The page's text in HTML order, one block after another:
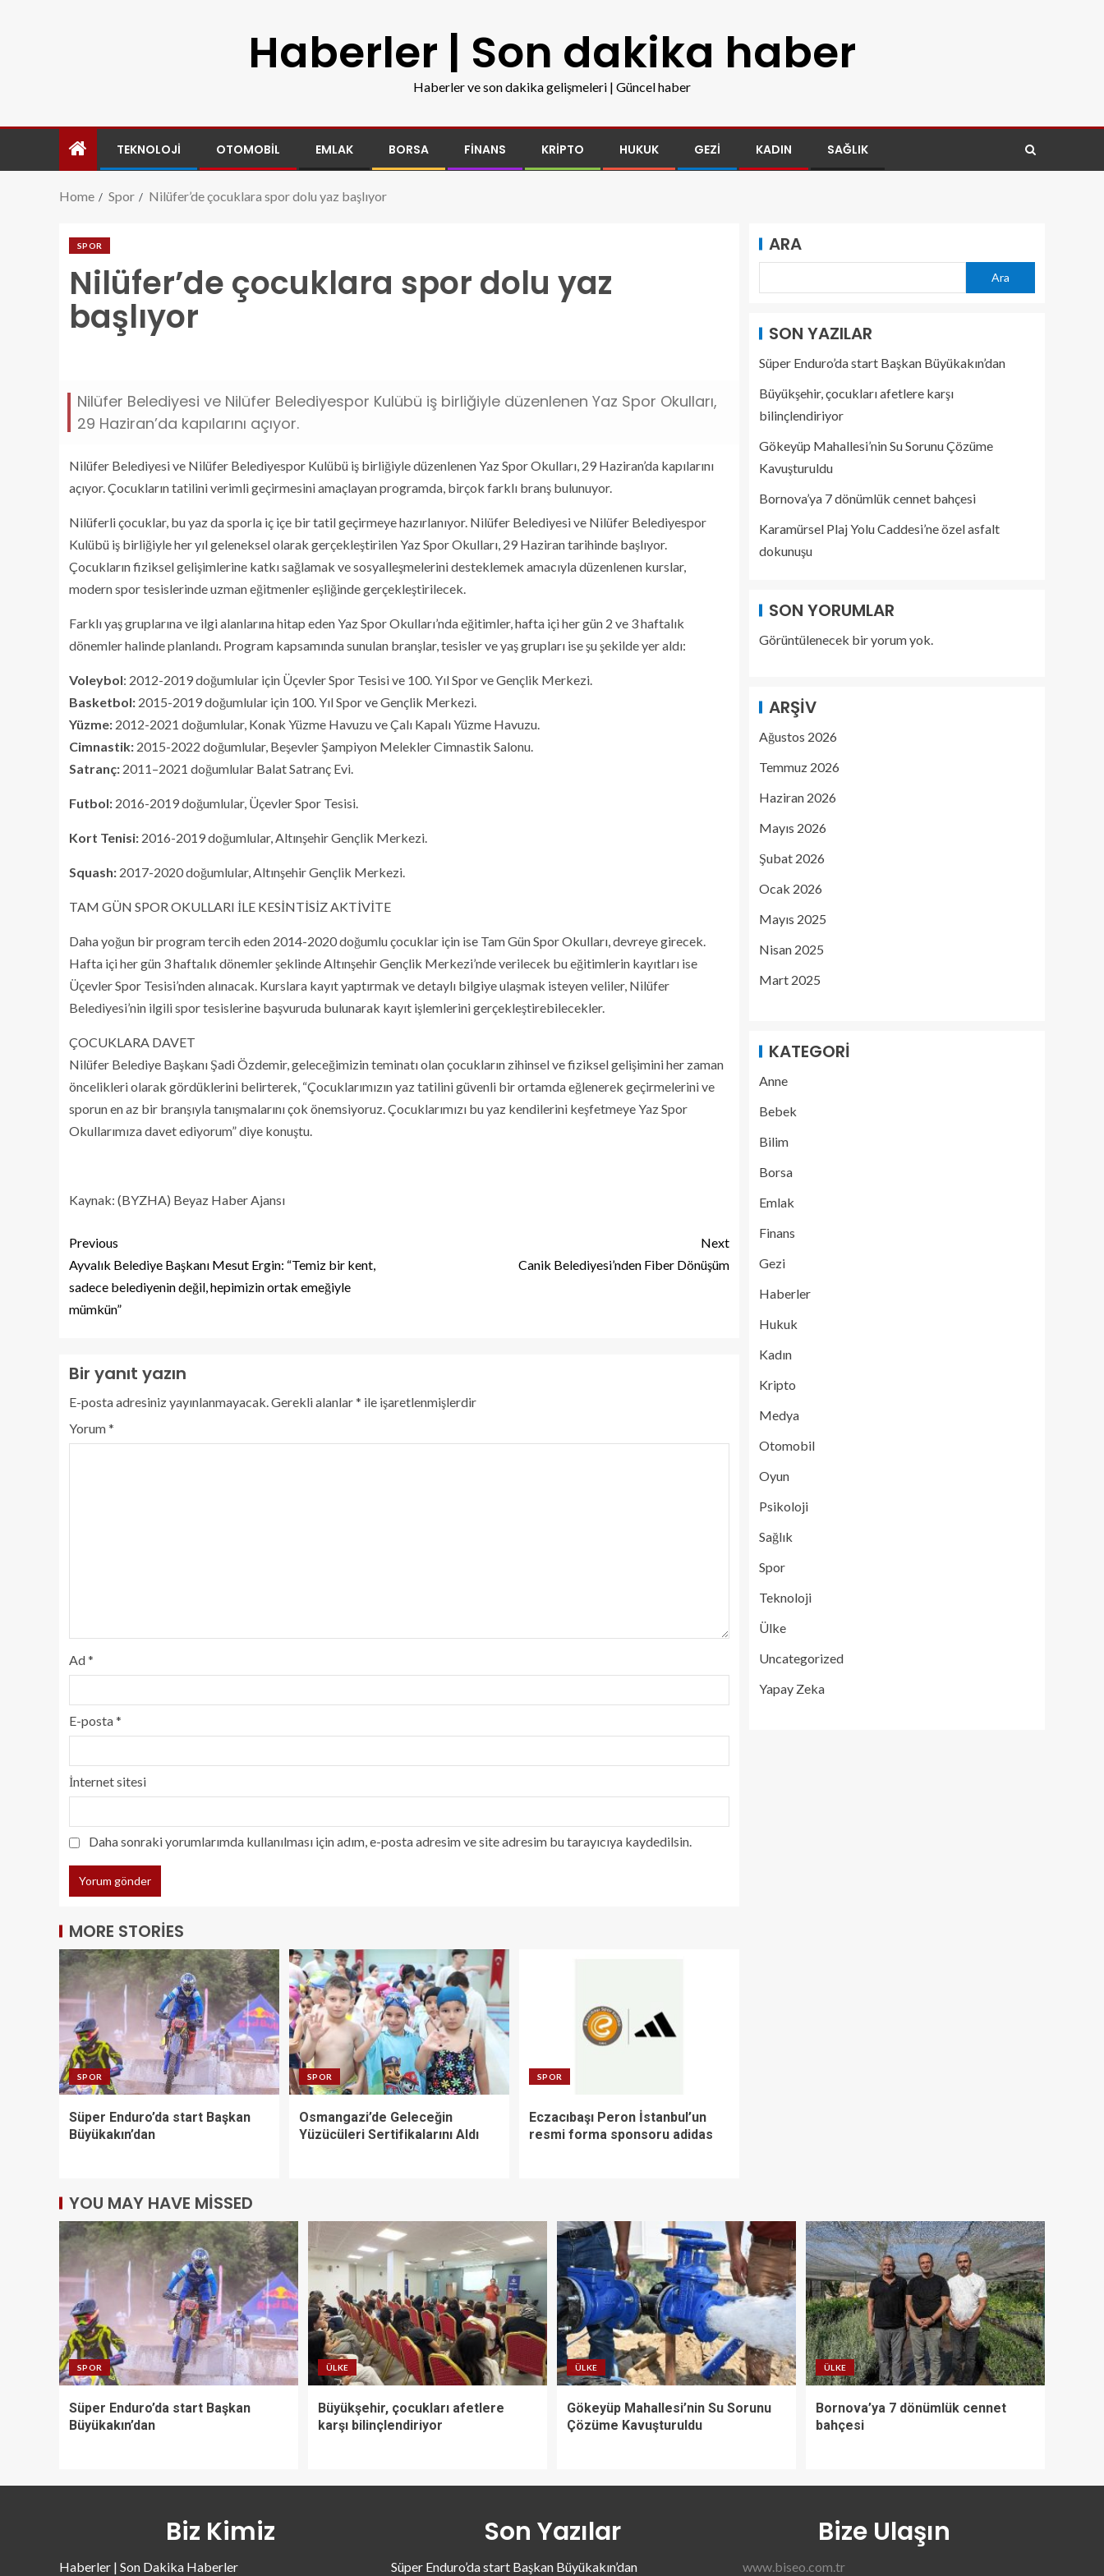
Haberler | Son dakika haber
Haberler ve son dakika gelişmeleri | Güncel haber
TEKNOLOJI OTOMOBIL EMLAK BORSA FINANS KRIPTO HUKUK GEZI KADIN SAĞLIK
Home Spor Nilüfer’de çocuklara spor dolu yaz başlıyor
SPOR
Nilüfer’de çocuklara spor dolu yaz
başlıyor
Nilüfer Belediyesi ve Nilüfer Belediyespor Kulübü iş birliğiyle düzenlenen Yaz Spor Okulları,
29 Haziran’da kapılarını açıyor.
Nilüfer Belediyesi ve Nilüfer Belediyespor Kulübü iş birliğiyle düzenlenen Yaz Spor Okulları, 29 Haziran’da kapılarını
açıyor. Çocukların tatilini verimli geçirmesini amaçlayan programda, birçok farklı branş bulunuyor.
Nilüferli çocuklar, bu yaz da sporla iç içe bir tatil geçirmeye hazırlanıyor. Nilüfer Belediyesi ve Nilüfer Belediyespor
Kulübü iş birliğiyle her yıl geleneksel olarak gerçekleştirilen Yaz Spor Okulları, 29 Haziran tarihinde başlıyor.
Çocukların fiziksel gelişimlerine katkı sağlamak ve sosyalleşmelerini desteklemek amacıyla düzenlenen kurslar,
modern spor tesislerinde uzman eğitmenler eşliğinde gerçekleştirilecek.
Farklı yaş gruplarına ve ilgi alanlarına hitap eden Yaz Spor Okulları’nda eğitimler, hafta içi her gün 2 ve 3 haftalık
dönemler halinde planlandı. Program kapsamında sunulan branşlar, tesisler ve yaş grupları ise şu şekilde yer aldı:
Voleybol: 2012-2019 doğumlular için Üçevler Spor Tesisi ve 100. Yıl Spor ve Gençlik Merkezi.
Basketbol: 2015-2019 doğumlular için 100. Yıl Spor ve Gençlik Merkezi.
Yüzme: 2012-2021 doğumlular, Konak Yüzme Havuzu ve Çalı Kapalı Yüzme Havuzu.
Cimnastik: 2015-2022 doğumlular, Beşevler Şampiyon Melekler Cimnastik Salonu.
Satranç: 2011–2021 doğumlular Balat Satranç Evi.
Futbol: 2016-2019 doğumlular, Üçevler Spor Tesisi.
Kort Tenisi: 2016-2019 doğumlular, Altınşehir Gençlik Merkezi.
Squash: 2017-2020 doğumlular, Altınşehir Gençlik Merkezi.
TAM GÜN SPOR OKULLARI İLE KESİNTİSİZ AKTİVİTE
Daha yoğun bir program tercih eden 2014-2020 doğumlu çocuklar için ise Tam Gün Spor Okulları, devreye girecek.
Hafta içi her gün 3 haftalık dönemler şeklinde Altınşehir Gençlik Merkezi’nde verilecek bu eğitimlerin kayıtları ise
Üçevler Spor Tesisi’nden alınacak. Kurslara kayıt yaptırmak ve detaylı bilgiye ulaşmak isteyen veliler, Nilüfer
Belediyesi’nin ilgili spor tesislerine başvuruda bulunarak kayıt işlemlerini gerçekleştirebilecekler.
ÇOCUKLARA DAVET
Nilüfer Belediye Başkanı Şadi Özdemir, geleceğimizin teminatı olan çocukların zihinsel ve fiziksel gelişimini her zaman
öncelikleri olarak gördüklerini belirterek, “Çocuklarımızın yaz tatilini güvenli bir ortamda eğlenerek geçirmelerini ve
sporun en az bir branşıyla tanışmalarını çok önemsiyoruz. Çocuklarımızı bu yaz kendilerini keşfetmeye Yaz Spor
Okullarımıza davet ediyorum” diye konuştu.
Kaynak: (BYZHA) Beyaz Haber Ajansı
Previous
Ayvalık Belediye Başkanı Mesut Ergin: “Temiz bir kent,
sadece belediyenin değil, hepimizin ortak emeğiyle
mümkün”
Next
Canik Belediyesi’nden Fiber Dönüşüm
Bir yanıt yazın
E-posta adresiniz yayınlanmayacak.Gerekli alanlar* ile işaretlenmişlerdir
Yorum*
Ad*
E-posta*
İnternet sitesi
Daha sonraki yorumlarımda kullanılması için adım, e-posta adresim ve site adresim bu tarayıcıya kaydedilsin.
MORE STORIES
SPOR
Süper Enduro’da start Başkan
Büyükakın’dan
SPOR
Osmangazi’de Geleceğin
Yüzücüleri Sertifikalarını Aldı
SPOR
Eczacıbaşı Peron İstanbul’un
resmi forma sponsoru adidas
ARA
Ara
SON YAZILAR
Süper Enduro’da start Başkan Büyükakın’dan
Büyükşehir, çocukları afetlere karşı
bilinçlendiriyor
Gökeyüp Mahallesi’nin Su Sorunu Çözüme
Kavuşturuldu
Bornova’ya 7 dönümlük cennet bahçesi
Karamürsel Plaj Yolu Caddesi’ne özel asfalt
dokunuşu
SON YORUMLAR
Görüntülenecek bir yorum yok.
ARŞIV
Ağustos 2026
Temmuz 2026
Haziran 2026
Mayıs 2026
Şubat 2026
Ocak 2026
Mayıs 2025
Nisan 2025
Mart 2025
KATEGORI
Anne
Bebek
Bilim
Borsa
Emlak
Finans
Gezi
Haberler
Hukuk
Kadın
Kripto
Medya
Otomobil
Oyun
Psikoloji
Sağlık
Spor
Teknoloji
Ülke
Uncategorized
Yapay Zeka
YOU MAY HAVE MISSED
SPOR
Süper Enduro’da start Başkan
Büyükakın’dan
ÜLKE
Büyükşehir, çocukları afetlere
karşı bilinçlendiriyor
ÜLKE
Gökeyüp Mahallesi’nin Su Sorunu
Çözüme Kavuşturuldu
ÜLKE
Bornova’ya 7 dönümlük cennet
bahçesi
Biz Kimiz
Haberler | Son Dakika Haberler
Son Yazılar
Süper Enduro’da start Başkan Büyükakın’dan
Bize Ulaşın
www.biseo.com.tr